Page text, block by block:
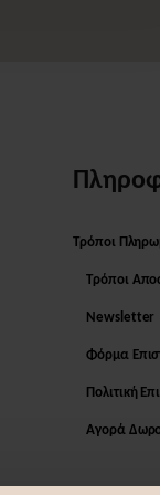
Τρόποι
Τρόποι
Newsletter
Φόρμα
Πολιτική
Αγορά